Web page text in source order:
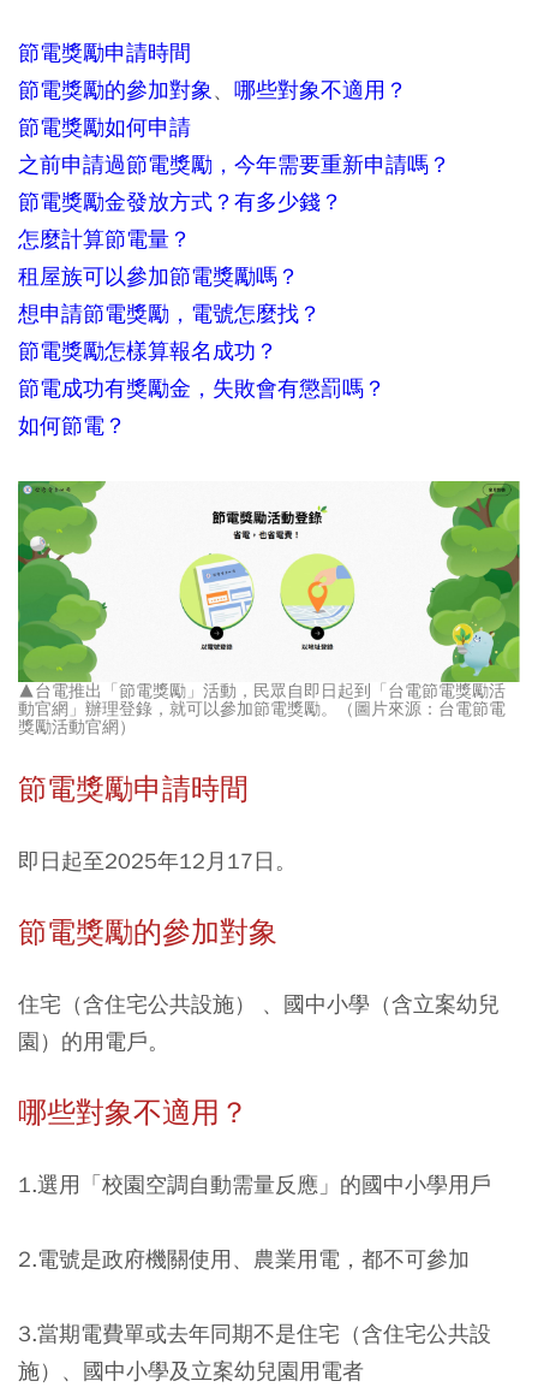
節電獎勵申請時間
節電獎勵的參加對象、 哪些對象不適用？
節電獎勵如何申請
之前申請過節電獎勵，今年需要重新申請嗎？
節電獎勵金發放方式？有多少錢？
怎麼計算節電量？
租屋族可以參加節電獎勵嗎？
想申請節電獎勵，電號怎麼找？
節電獎勵怎樣算報名成功？
節電成功有獎勵金，失敗會有懲罰嗎？
如何節電？
▲台電推出「節電獎勵」活動，民眾自即日起到「台電節電獎勵活
動官網」辦理登錄，就可以參加節電獎勵。（圖片來源：台電節電
獎勵活動官網）
節電獎勵申請時間
即日起至2025年12月17日。
節電獎勵的參加對象
住宅（含住宅公共設施） 、國中小學（含立案幼兒
園）的用電戶。
哪些對象不適用？
1.選用「校園空調自動需量反應」的國中小學用戶
2.電號是政府機關使用、農業用電，都不可參加
3.當期電費單或去年同期不是住宅（含住宅公共設
施）、國中小學及立案幼兒園用電者